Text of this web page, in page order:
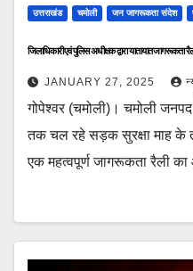
उत्तराखंड चमोली जन जागरूकता संदेश
जिलाधिकारी एवं पुलिस अधीक्षक द्वारा यातायात जागरूकता
JANUARY 27, 2025
गोपेश्वर (चमोली)। चमोली
तक चल रहे सड़क सुरक्षा माह
एक महत्वपूर्ण जागरूकता रैली